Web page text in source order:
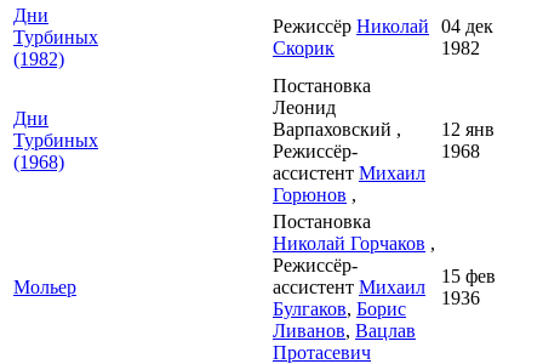
Дни
Турбиных
(1982)
Режиссёр Николай
Скорик
04 дек
1982
Дни
Турбиных
(1968)
Постановка
Леонид
Варпаховский ,
Режиссёр-
ассистент Михаил
Горюнов ,
12 янв
1968
Мольер
Постановка
Николай Горчаков ,
Режиссёр-
ассистент Михаил
Булгаков, Борис
Ливанов, Вацлав
Протасевич
15 фев
1936